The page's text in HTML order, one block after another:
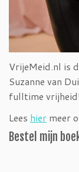
VrijeMeid.nl is
Suzanne van
fulltime vrijheid!
Lees hier meer
Bestel mijn